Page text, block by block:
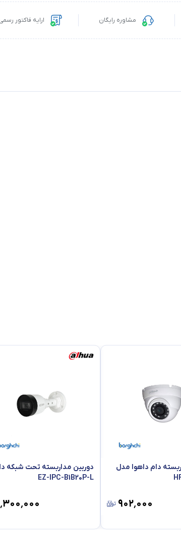
مشاوره رایگان ارایه فاکتور
دام داهوا مدل
۹۰۲٬۰۰۰
دوربین مداربسته تحت شبکه
EZ-IPC-B1B20P-L